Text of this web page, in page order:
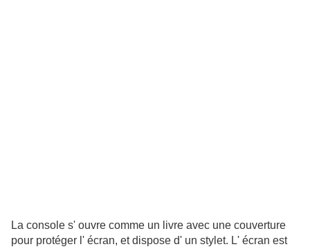
La console s' ouvre comme un livre avec une couverture
pour protéger l' écran, et dispose d' un stylet. L' écran est